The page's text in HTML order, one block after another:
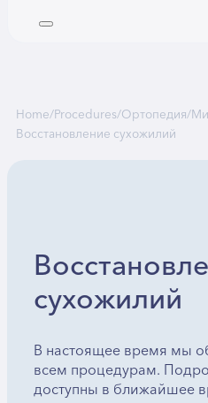
Home/Procedures/Ортопедия/
Восстановление сухожилий
сухожилий
В настоящее время мы
всем процедурам.
доступны в ближайшее